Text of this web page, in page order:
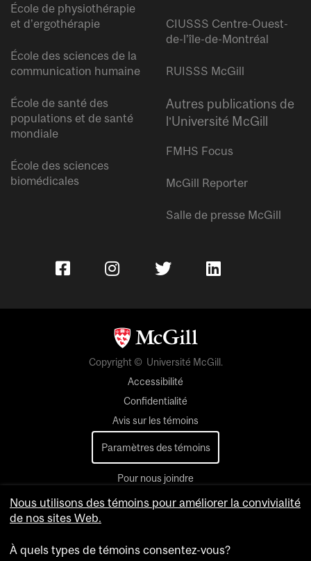
École de physiothérapie
et d’ergothérapie
École des sciences de la
communication humaine
École de santé des
populations et de santé
mondiale
École des sciences
biomédicales
CIUSSS Centre-Ouest-
de-l’île-de-Montréal
RUISSS McGill
Autres publications de
l’Université McGill
FMHS Focus
McGill Reporter
Salle de presse McGill
Copyright © Université McGill.
Accessibilité
Confidentialité
Avis sur les témoins
Paramètres des témoins
Pour nous joindre
Nous utilisons des témoins pour améliorer la convivialité
de nos sites Web.
À quels types de témoins consentez-vous?